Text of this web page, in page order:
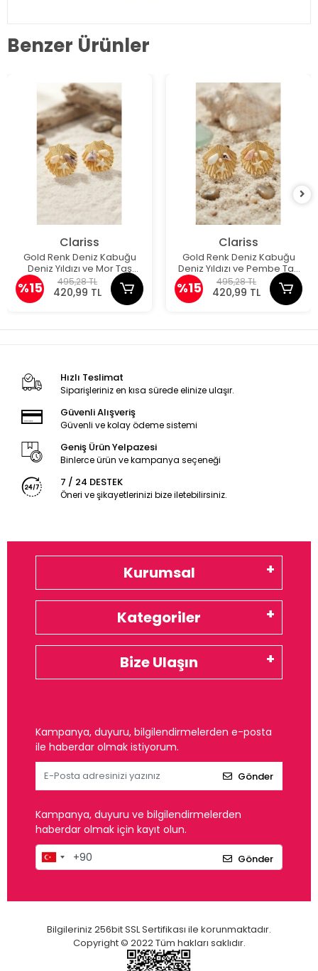
Benzer Ürünler
Clariss
Gold Renk Deniz Kabuğu
Deniz Yıldızı ve Mor Taş
Detaylı Küpe
%15 495,28 TL
420,99 TL
Clariss
Gold Renk Deniz Kabuğu
Deniz Yıldızı ve Pembe Taş
Detaylı Küpe
%15 495,28 TL
420,99 TL
Hızlı Teslimat
Siparişleriniz en kısa sürede elinize ulaşır.
Güvenli Alışveriş
Güvenli ve kolay ödeme sistemi
Geniş Ürün Yelpazesi
Binlerce ürün ve kampanya seçeneği
7 / 24 DESTEK
Öneri ve şikayetlerinizi bize iletebilirsiniz.
Kurumsal
Kategoriler
Bize Ulaşın
Kampanya, duyuru, bilgilendirmelerden e-posta
ile haberdar olmak istiyorum.
Gönder
Kampanya, duyuru ve bilgilendirmelerden
haberdar olmak için kayıt olun.
Gönder
Bilgileriniz 256bit SSL Sertifikası ile korunmaktadır.
Copyright © 2022 Tüm hakları saklıdır.